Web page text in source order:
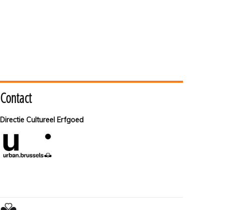
Contact
Directie Cultureel Erfgoed